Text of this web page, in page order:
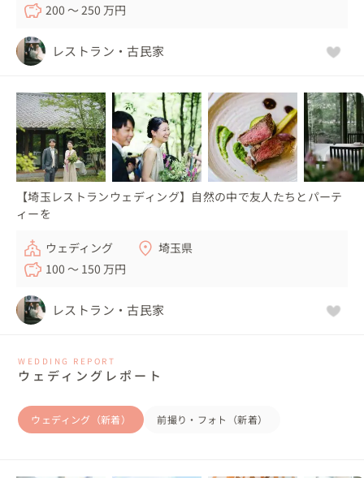
200 〜 250 万円
レストラン・古民家
【埼玉レストランウェディング】自然の中で友人たちとパーテ
ィーを
ウェディング
埼玉県
100 〜 150 万円
レストラン・古民家
WEDDING REPORT
ウェディングレポート
ウェディング（新着） 前撮り・フォト（新着）